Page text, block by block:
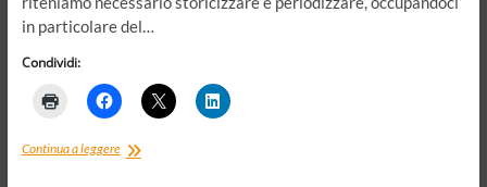
in particolare del…
Condividi:
Continua a leggereFrammenti